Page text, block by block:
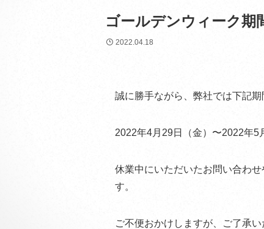
ゴールデンウィーク期
2022.04.18
誠に勝手ながら、弊社では下記
2022年4月29日（金）〜2022年5
休業中にいただいたお問い合わ
す。
ご不便おかけしますが、ご了承